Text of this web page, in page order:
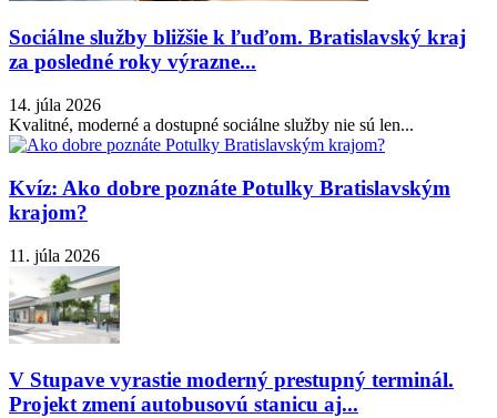
Sociálne služby bližšie k ľuďom. Bratislavský kraj
za posledné roky výrazne...
14. júla 2026
Kvalitné, moderné a dostupné sociálne služby nie sú len...
Kvíz: Ako dobre poznáte Potulky Bratislavským
krajom?
11. júla 2026
V Stupave vyrastie moderný prestupný terminál.
Projekt zmení autobusovú stanicu aj...